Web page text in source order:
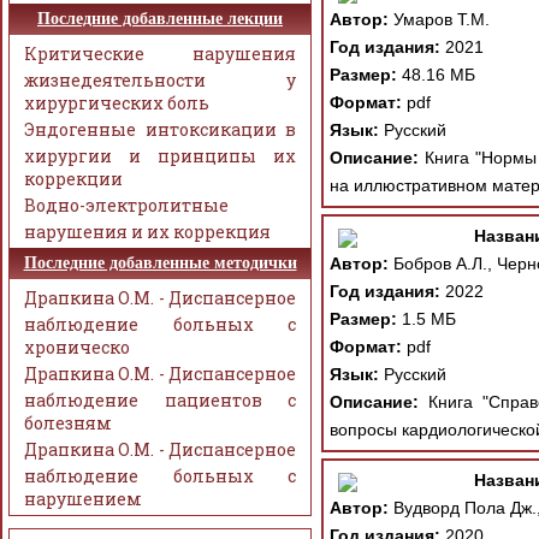
Автор: Умаров Т.М.
Год издания: 2021
Размер: 48.16 МБ
Формат: pdf
Язык: Русский
Описание: Книга "Нормы
на иллюстративном
Автор: Бобров А.Л.,
Год издания: 2022
Размер: 1.5 МБ
Формат: pdf
Язык: Русский
Описание: Книга
вопросы
Автор: Вудворд Пола
Последние добавленные лекции
Критические нарушения
жизнедеятельности у
хирургических боль
Эндогенные интоксикации в
хирургии и принципы их
коррекции
Водно-электролитные
нарушения и их коррекция
Последние добавленные методички
Драпкина О.М. - Диспансерное
наблюдение больных с
хроническо
Драпкина О.М. - Диспансерное
наблюдение пациентов с
болезням
Драпкина О.М. - Диспансерное
наблюдение больных с
нарушением